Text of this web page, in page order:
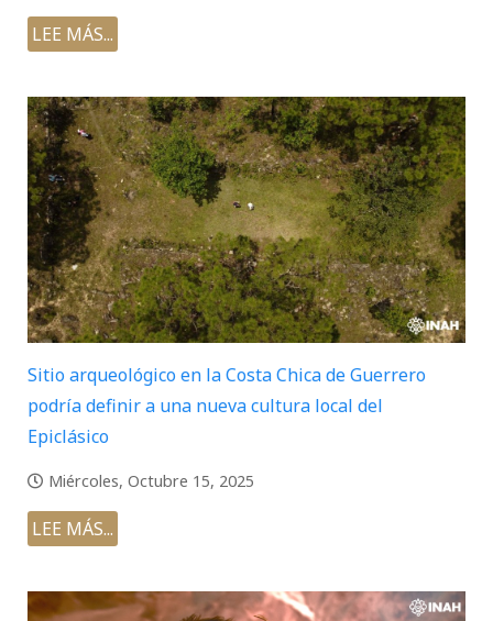
LEE MÁS...
Sitio arqueológico en la Costa Chica de Guerrero
podría definir a una nueva cultura local del
Epiclásico
Miércoles, Octubre 15, 2025
LEE MÁS...